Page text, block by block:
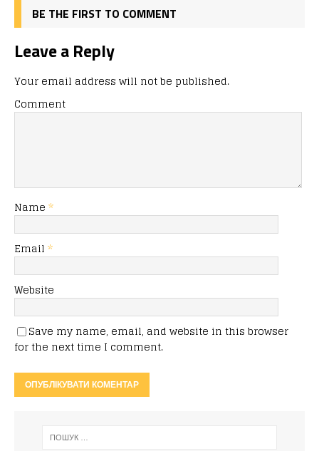
BE THE FIRST TO COMMENT
Leave a Reply
Your email address will not be published.
Comment
Name *
Email *
Website
Save my name, email, and website in this browser
for the next time I comment.